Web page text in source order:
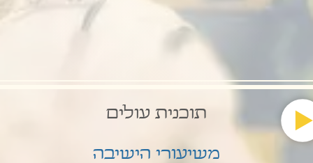
תוכנית עולים
משיעורי הישיבה